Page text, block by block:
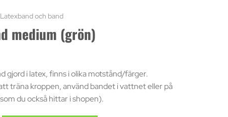
Latexband och band
medium (grön)
gjord i latex, finns i olika motstånd/färger.
träna kroppen, använd bandet i vattnet eller på
du också hittar i shopen).